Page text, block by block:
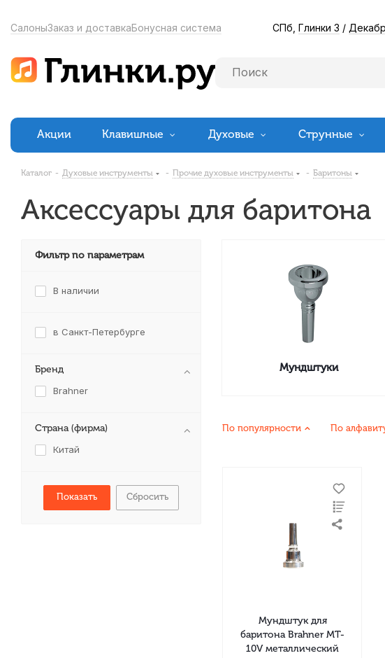
СалоныЗаказ и доставкаБонусная система СПб, Глинки 3 /
Акции Клавишные Духовые Струнные
Каталог - Духовые инструменты - Прочие духовые инструменты - Баритоны
Аксессуары для баритона
Мундштуки
По популярности По
Мундштук для
баритона Brahner MT-
10V металлический
Фильтр по параметрам
В наличии
в Санкт-Петербурге
Бренд
Brahner
Страна (фирма)
Китай
Сбросить